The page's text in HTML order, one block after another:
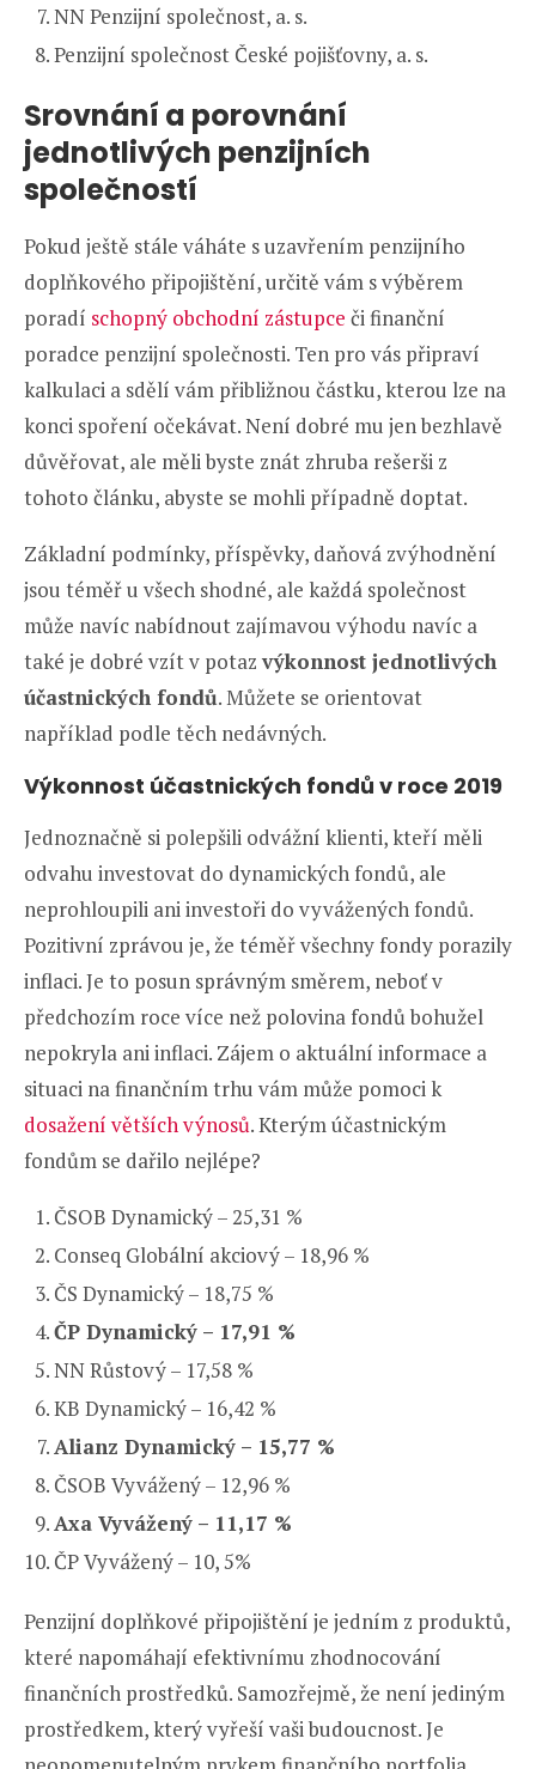
NN Penzijní společnost, a. s.
Penzijní společnost České pojišťovny, a. s.
Srovnání a porovnání
jednotlivých penzijních
společností
Pokud ještě stále váháte s uzavřením penzijního
doplňkového připojištění, určitě vám s výběrem
poradí schopný obchodní zástupce či finanční
poradce penzijní společnosti. Ten pro vás připraví
kalkulaci a sdělí vám přibližnou částku, kterou lze na
konci spoření očekávat. Není dobré mu jen bezhlavě
důvěřovat, ale měli byste znát zhruba rešerši z
tohoto článku, abyste se mohli případně doptat.
Základní podmínky, příspěvky, daňová zvýhodnění
jsou téměř u všech shodné, ale každá společnost
může navíc nabídnout zajímavou výhodu navíc a
také je dobré vzít v potaz výkonnost jednotlivých
účastnických fondů. Můžete se orientovat
například podle těch nedávných.
Výkonnost účastnických fondů v roce 2019
Jednoznačně si polepšili odvážní klienti, kteří měli
odvahu investovat do dynamických fondů, ale
neprohloupili ani investoři do vyvážených fondů.
Pozitivní zprávou je, že téměř všechny fondy porazily
inflaci. Je to posun správným směrem, neboť v
předchozím roce více než polovina fondů bohužel
nepokryla ani inflaci. Zájem o aktuální informace a
situaci na finančním trhu vám může pomoci k
dosažení větších výnosů. Kterým účastnickým
fondům se dařilo nejlépe?
ČSOB Dynamický – 25,31 %
Conseq Globální akciový – 18,96 %
ČS Dynamický – 18,75 %
ČP Dynamický – 17,91 %
NN Růstový – 17,58 %
KB Dynamický – 16,42 %
Alianz Dynamický – 15,77 %
ČSOB Vyvážený – 12,96 %
Axa Vyvážený – 11,17 %
ČP Vyvážený – 10, 5%
Penzijní doplňkové připojištění je jedním z produktů,
které napomáhají efektivnímu zhodnocování
finančních prostředků. Samozřejmě, že není jediným
prostředkem, který vyřeší vaši budoucnost. Je